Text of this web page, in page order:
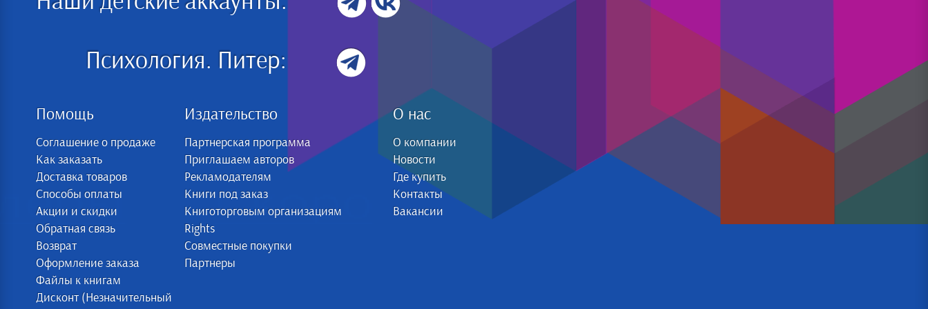
Психология. Питер:
Помощь
Соглашение о продаже
Как заказать
Доставка товаров
Способы оплаты
Акции и скидки
Обратная связь
Возврат
Оформление заказа
Файлы к книгам
Дисконт (Незначительный
Издательство
Партнерская программа
Приглашаем авторов
Рекламодателям
Книги под заказ
Книготорговым организациям
Rights
Совместные покупки
Партнеры
О нас
О компании
Новости
Где купить
Контакты
Вакансии